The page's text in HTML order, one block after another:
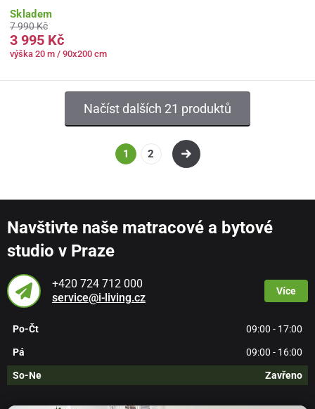
Skladem
7 990 Kč
3 995 Kč
výška 20 m / 90x200 cm
Načíst dalších 21 produktů
1 2
Navštivte naše matracové a bytové
studio v Praze
+420 724 712 000
service@i-living.cz
Více
Po-Čt 09:00 - 17:00
Pá 09:00 - 16:00
So-Ne Zavřeno